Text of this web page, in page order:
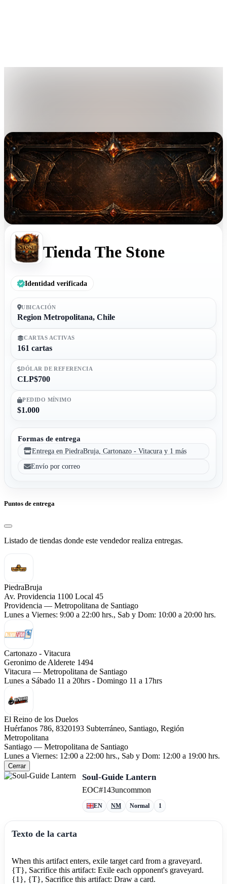
Tienda The Stone
Identidad verificada
UBICACIÓN
Region Metropolitana, Chile
CARTAS ACTIVAS
161 cartas
DÓLAR DE REFERENCIA
CLP$700
PEDIDO MÍNIMO
$1.000
Formas de entrega
Entrega en PiedraBruja, Cartonazo - Vitacura y 1 más
Envío por correo
Puntos de entrega
Listado de tiendas donde este vendedor realiza entregas.
PiedraBruja
Av. Providencia 1100 Local 45
Providencia — Metropolitana de Santiago
Lunes a Viernes: 9:00 a 22:00 hrs., Sab y Dom: 10:00 a 20:00 hrs.
Cartonazo - Vitacura
Geronimo de Alderete 1494
Vitacura — Metropolitana de Santiago
Lunes a Sábado 11 a 20hrs - Domingo 11 a 17hrs
El Reino de los Duelos
Huérfanos 786, 8320193 Subterráneo, Santiago, Región
Metropolitana
Santiago — Metropolitana de Santiago
Lunes a Viernes: 12:00 a 22:00 hrs., Sab y Dom: 12:00 a 19:00 hrs.
Cerrar
Soul-Guide Lantern
EOC#143uncommon
EN NM Normal 1
Texto de la carta
When this artifact enters, exile target card from a graveyard.
{T}, Sacrifice this artifact: Exile each opponent's graveyard.
{1}, {T}, Sacrifice this artifact: Draw a card.